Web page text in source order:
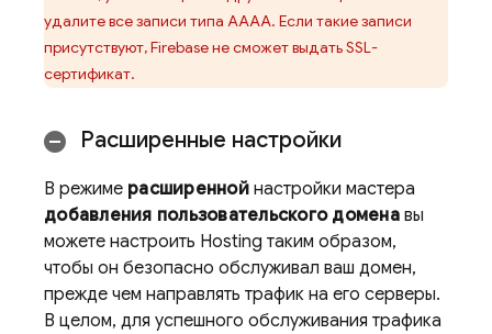
удалите все записи типа AAAA. Если такие записи
присутствуют, Firebase не сможет выдать SSL-
сертификат.
Расширенные настройки
В режиме расширеннойнастройки мастера
добавления пользовательского доменавы
можете настроить Hosting таким образом,
чтобы он безопасно обслуживал ваш домен,
прежде чем направлять трафик на его серверы.
В целом, для успешного обслуживания трафика